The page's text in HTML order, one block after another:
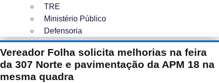
TRE
Ministério Público
Defensoria
Vereador Folha solicita melhorias na feira
da 307 Norte e pavimentação da APM 18 na
mesma quadra